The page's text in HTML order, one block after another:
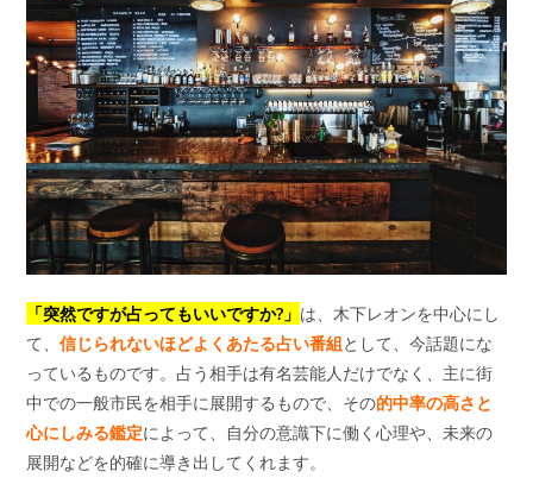
「突然ですが占ってもいいですか?」 は、木下レオンを中心にし
て、信じられないほどよくあたる占い番組として、今話題にな
っているものです。占う相手は有名芸能人だけでなく、主に街
中での一般市民を相手に展開するもので、その的中率の高さと
心にしみる鑑定によって、自分の意識下に働く心理や、未来の
展開などを的確に導き出してくれます。